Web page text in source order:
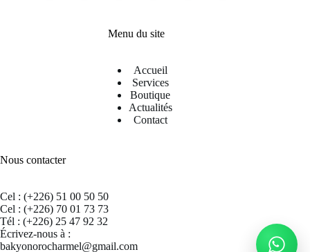
Menu du site
Accueil
Services
Boutique
Actualités
Contact
Nous contacter
Cel : (+226) 51 00 50 50
Cel : (+226) 70 01 73 73
Tél : (+226) 25 47 92 32
Écrivez-nous à :
bakyonorocharmel@gmail.com